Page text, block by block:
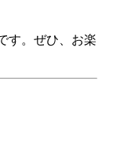
す。ぜひ、お楽